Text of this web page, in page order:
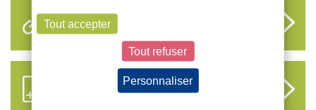
LIENS UTILES
S’ABONNER AUX NOUVEAUX
CONTENUS CFTC
Tout accepter
Tout refuser
Personnaliser